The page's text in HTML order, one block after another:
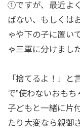
①ですが、最近よ
ばない、もしくは
ゃや下の子に置い
ゃ三軍に分けました
「捨てるよ！」
で”使わないおも
子どもと一緒に片
たり大変なら親御